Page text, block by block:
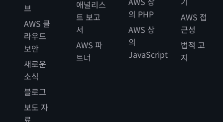
브
AWS 클
라우드
보안
새로운
소식
블로그
보도 자
애널리스
트 보고
서
AWS 파
트너
의 PHP
AWS 상
의
JavaScript
AWS 접
근성
법적 고
지